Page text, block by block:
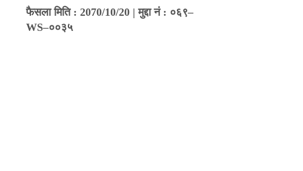
फैसला मिति : 2070/10/20 | मुद्दा नं : ०६९–
WS–००३५